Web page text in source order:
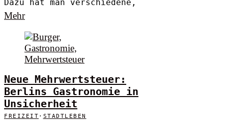
Dazu hat man verschiedene,
Mehr
Neue Mehrwertsteuer:
Berlins Gastronomie in
Unsicherheit
FREIZEIT · STADTLEBEN